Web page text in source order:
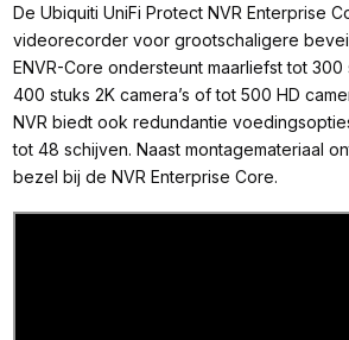
De Ubiquiti UniFi Protect NVR Enterprise
videorecorder voor grootschaligere
ENVR-Core ondersteunt maarliefst tot 300
400 stuks 2K camera’s of tot 500 HD
NVR biedt ook redundantie
tot 48 schijven. Naast montagemateriaal
bezel bij de NVR Enterprise Core.